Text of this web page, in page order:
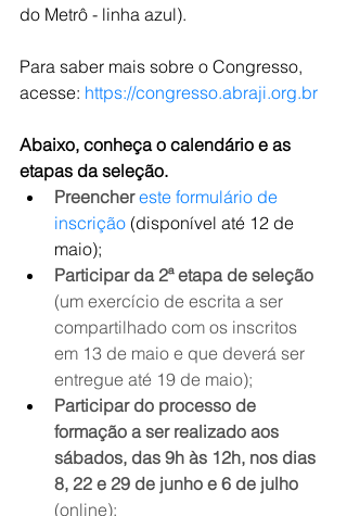
do Metrô - linha azul).
Para saber mais sobre o Congresso,
acesse: https://congresso.abraji.org.br
Abaixo, conheça o calendário e as
etapas da seleção.
Preencher este formulário de
inscrição (disponível até 12 de
maio);
Participar da 2ª etapa de seleção
(um exercício de escrita a ser
compartilhado com os inscritos
em 13 de maio e que deverá ser
entregue até 19 de maio);
Participar do processo de
formação a ser realizado aos
sábados, das 9h às 12h, nos dias
8, 22 e 29 de junho e 6 de julho
(online);